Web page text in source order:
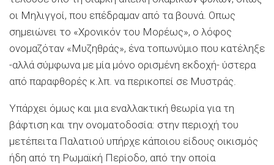
οι Μηλιγγοί, που επέδραμαν από τα βουνά. Οπως
σημειώνει το «Χρονικόν του Μορέως», ο λόφος
ονομαζόταν «Μυζηθράς», ένα τοπωνύμιο που κατέληξε
-αλλά σύμφωνα με μία μόνο ορισμένη εκδοχή- ύστερα
από παραφθορές κ.λπ. να περικοπεί σε Μυστράς.
Υπάρχει όμως και μια εναλλακτική θεωρία για τη
βάφτιση και την ονοματοδοσία: στην περιοχή του
μετέπειτα Παλατιού υπήρχε κάποιου είδους οικισμός
ήδη από τη Ρωμαϊκή Περίοδο, από την οποία